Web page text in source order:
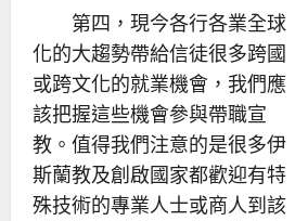
第四，現今各行各業全球
化的大趨勢帶給信徒很多跨國
或跨文化的就業機會，我們應
該把握這些機會參與帶職宣
教。值得我們注意的是很多伊
斯蘭教及創啟國家都歡迎有特
殊技術的專業人士或商人到該